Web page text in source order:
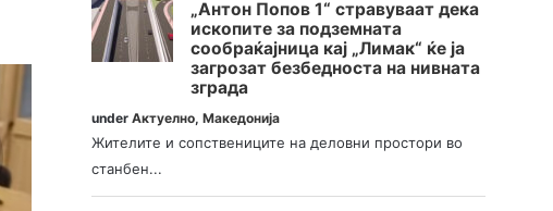
„Антон Попов 1“ стравуваат дека
ископите за подземната
сообраќајница кај „Лимак“ ќе ја
загрозат безбедноста на нивната
зграда
underАктуелно,Македонија
Жителите и сопствениците на деловни простори во
станбен...